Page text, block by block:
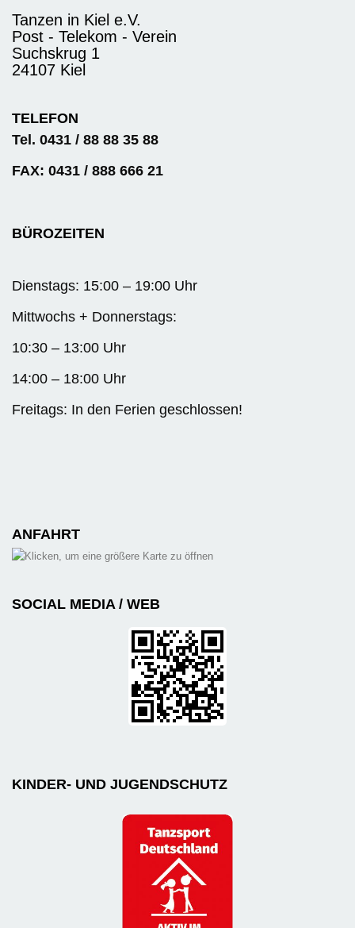
Tanzen in Kiel e.V.
Post - Telekom - Verein
Suchskrug 1
24107 Kiel
TELEFON
Tel. 0431 / 88 88 35 88
FAX: 0431 / 888 666 21
BÜROZEITEN
Dienstags: 15:00 – 19:00 Uhr
Mittwochs + Donnerstags:
10:30 – 13:00 Uhr
14:00 – 18:00 Uhr
Freitags: In den Ferien geschlossen!
ANFAHRT
SOCIAL MEDIA / WEB
KINDER- UND JUGENDSCHUTZ